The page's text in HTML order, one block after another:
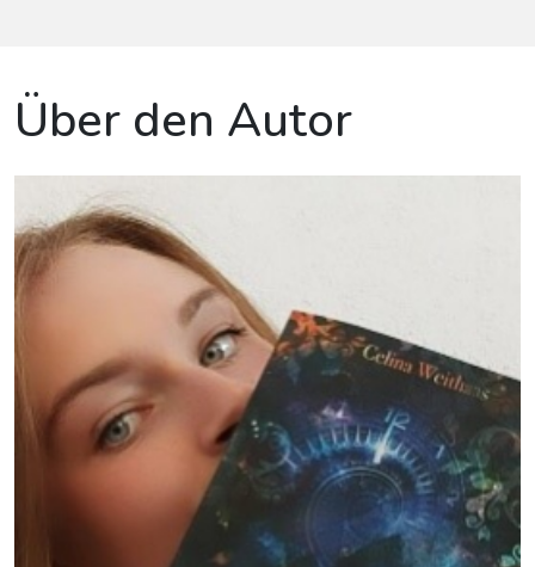
Über den Autor